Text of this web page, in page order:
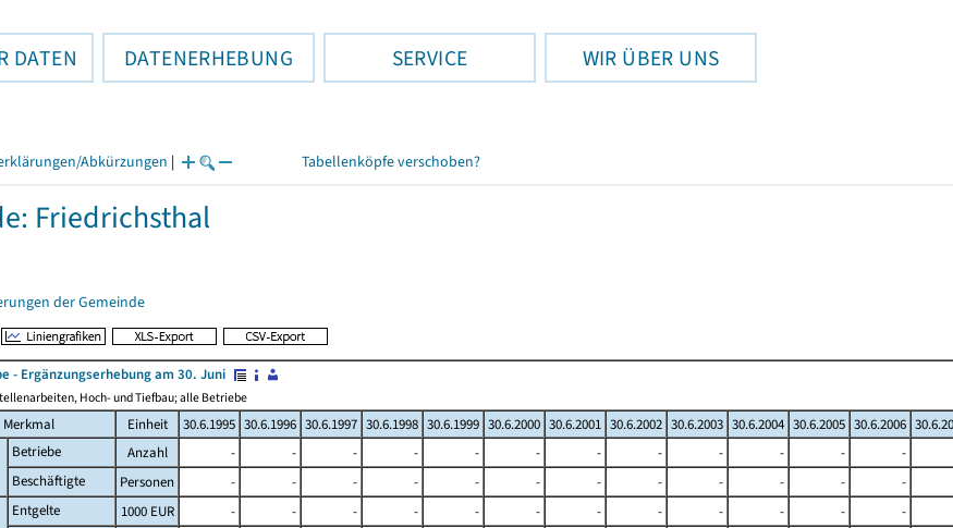
DATEN DATENERHEBUNG SERVICE WIR ÜBER UNS
Abkürzungen | Tabellenköpfe verschoben?
Friedrichsthal
der Gemeinde
- Ergänzungserhebung am 30. Juni
Hoch- und Tiefbau; alle Betriebe
Merkmal Einheit 30.6.1995 30.6.1996 30.6.1997 30.6.1998 30.6.1999 30.6.2000 30.6.2001 30.6.2002 30.6.2003 30.6.2004 30.6.2005 30.6.2006
Betriebe Anzahl - - - - - - - - - - -
-
Beschäftigte
Personen - - - - - - - - - - -
-
Entgelte 1000 EUR - - - - - - - - - - -
-